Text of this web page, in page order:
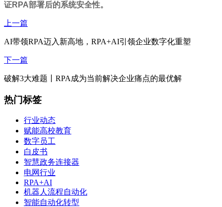
证RPA部署后的系统安全性。
上一篇
AI带领RPA迈入新高地，RPA+AI引领企业数字化重塑
下一篇
破解3大难题丨RPA成为当前解决企业痛点的最优解
热门标签
行业动态
赋能高校教育
数字员工
白皮书
智慧政务连接器
电网行业
RPA+AI
机器人流程自动化
智能自动化转型